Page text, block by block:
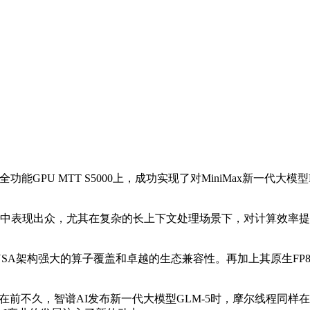
功能GPU MTT S5000上，成功实现了对MiniMax新一代大模
表现出众，尤其在复杂的长上下文处理场景下，对计算效率
架构强大的算子覆盖和卓越的生态兼容性。再加上其原生
前不久，智谱AI发布新一代大模型GLM-5时，摩尔线程同样